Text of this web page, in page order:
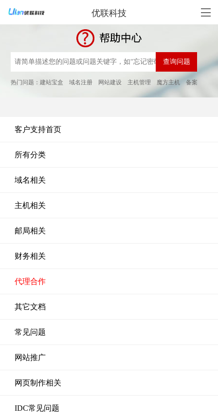
优联科技
热门问题：建站宝盒 域名注册 网站建设 主机管理 魔方主机 备案
客户支持首页
所有分类
域名相关
主机相关
邮局相关
财务相关
代理合作
其它文档
常见问题
网站推广
网页制作相关
IDC常见问题